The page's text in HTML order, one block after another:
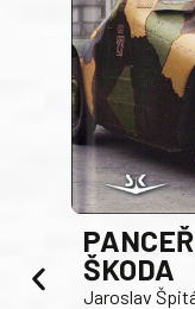
ŠKODA
Jaroslav